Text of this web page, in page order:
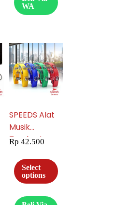
WA
SPEEDS Alat
Musik
Tamborin
Double Ring
Plastik
Tambourine
Rp 42.500
Select
options